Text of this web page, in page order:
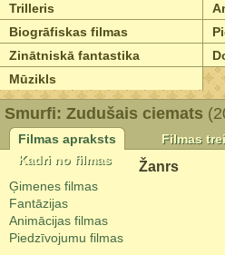
Trilleris
Biogrāfiskas filmas
Zinātniskā fantastika
Mūzikls
Smurfi: Zudušais ciemats
Filmas apraksts
Filmas
Kadri no filmas
Žanrs
Ģimenes filmas
Fantāzijas
Animācijas filmas
Piedzīvojumu filmas